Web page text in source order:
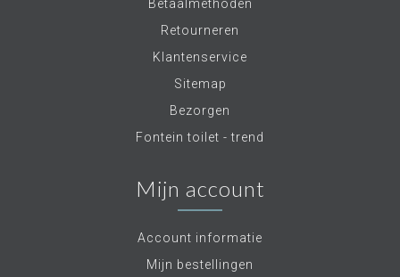
Betaalmethoden
Retourneren
Klantenservice
Sitemap
Bezorgen
Fontein toilet - trend
Mijn account
Account informatie
Mijn bestellingen